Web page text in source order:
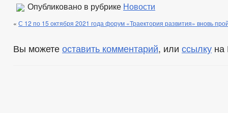
Опубликовано в рубрике Новости
« С 12 по 15 октября 2021 года форум «Траектория развития» вновь
Вы можете оставить комментарий, или ссылку на